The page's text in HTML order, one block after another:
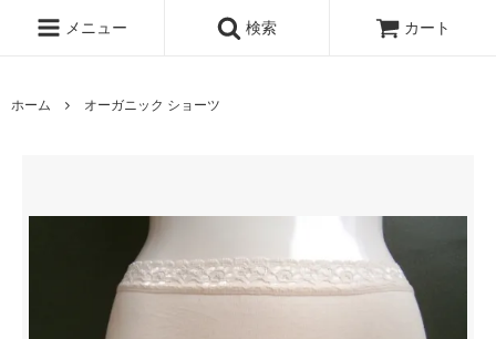
メニュー 検索 カート
ホーム オーガニック ショーツ